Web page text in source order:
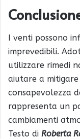
I venti possono
imprevedibili.
utilizzare rimedi
aiutare a
consapevolezza
rappresenta un
cambiamenti
Testo di Roberta